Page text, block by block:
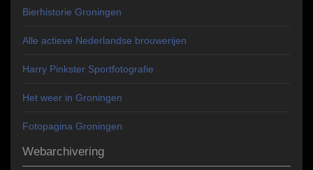
Bierhistorie Groningen
Alle actieve Nederlandse brouwerijen
Harry Pinkster Sportfotografie
Het weer in Groningen
Fotopagina Groningen
Webarchivering